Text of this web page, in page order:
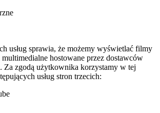
usług sprawia, że możemy wyświetlać filmy
hostowane przez dostawców
Za zgodą użytkownika korzystamy w tej
usług stron trzecich: